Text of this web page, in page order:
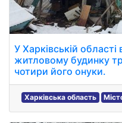
У Харківській
житловому будинку
чотири його онуки.
Харківська область